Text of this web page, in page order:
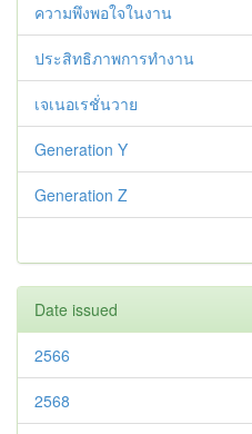
ความพึงพอใจในงาน
ประสิทธิภาพการทำงาน
เจเนอเรชั่นวาย
Generation Y
Generation Z
Date issued
2566
2568